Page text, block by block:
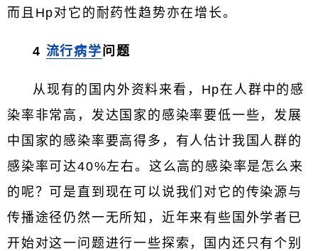
而且Hp对它的耐药性趋势亦在增长。
4 流行病学问题
从现有的国内外资料来看，Hp在人群中的感
染率非常高，发达国家的感染率要低一些，发展
中国家的感染率要高得多，有人估计我国人群的
感染率可达40%左右。这么高的感染率是怎么来
的呢？可是直到现在可以说我们对它的传染源与
传播途径仍然一无所知，近年来有些国外学者已
开始对这一问题进行一些探索，国内还只有个别